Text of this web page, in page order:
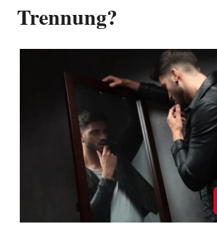
Trennung?